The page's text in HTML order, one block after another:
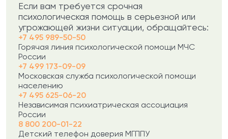
Если вам требуется срочная
психологическая помощь в серьезной или
угрожающей жизни ситуации, обращайтесь:
+7 495 989-50-50
Горячая линия психологической помощи МЧС
России
+7 499 173-09-09
Московская служба психологической помощи
населению
+7 495 625-06-20
Независимая психиатрическая ассоциация
России
8 800 200-01-22
Детский телефон доверия МГППУ